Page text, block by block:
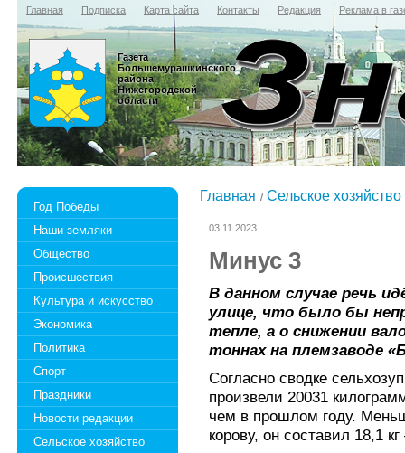
Главная Подписка Карта сайта Контакты Редакция Реклама в
Газета
Большемурашкинского
района
Нижегородской
области
Год Победы
Наши земляки
Общество
Происшествия
Культура и искусство
Экономика
Политика
Спорт
Праздники
Новости редакции
Сельское хозяйство
Главная Сельское хозяйство
03.11.2023
Минус 3
В данном случае речь
улице, что было бы
тепле, а о снижении
тоннах на племзаводе
Согласно сводке
произвели 20031
чем в прошлом году.
корову, он составил 18,1